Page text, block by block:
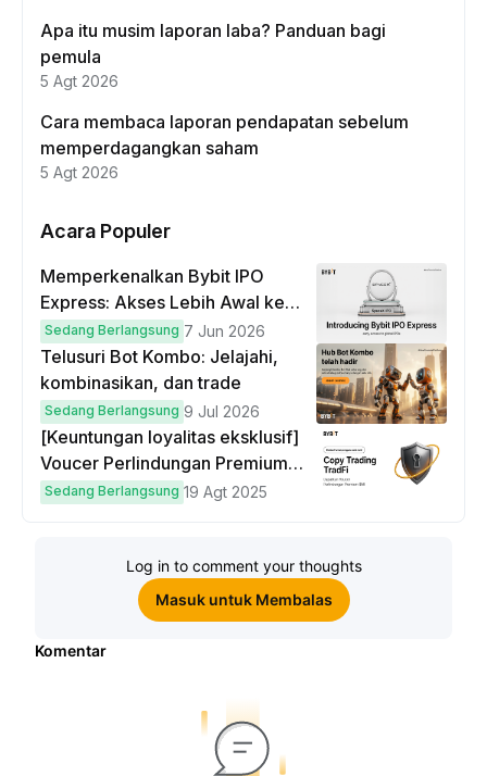
Apa itu musim laporan laba? Panduan bagi
pemula
5 Agt 2026
Cara membaca laporan pendapatan sebelum
memperdagangkan saham
5 Agt 2026
Acara Populer
Memperkenalkan Bybit IPO
Express: Akses Lebih Awal ke
IPO Global!
Sedang Berlangsung 7 Jun 2026
Telusuri Bot Kombo: Jelajahi,
kombinasikan, dan trade
Sedang Berlangsung 9 Jul 2026
[Keuntungan loyalitas eksklusif]
Voucer Perlindungan Premium
hingga $50
Sedang Berlangsung 19 Agt 2025
Log in to comment your thoughts
Masuk untuk Membalas
Komentar